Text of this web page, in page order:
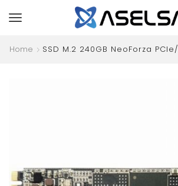
Home SSD M.2 240GB NeoForza PCIe/